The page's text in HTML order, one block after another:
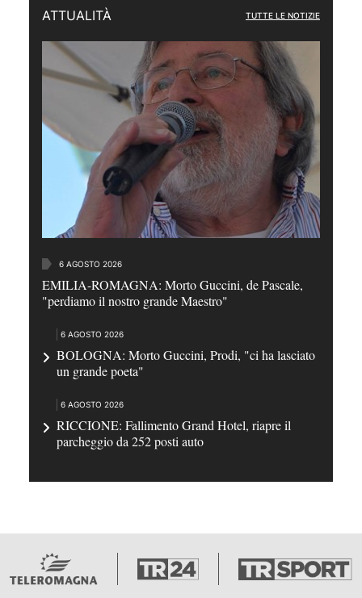
ATTUALITÀ TUTTE LE NOTIZIE
6 AGOSTO 2026
EMILIA-ROMAGNA: Morto Guccini, de Pascale,
"perdiamo il nostro grande Maestro"
6 AGOSTO 2026
BOLOGNA: Morto Guccini, Prodi, "ci ha lasciato
un grande poeta"
6 AGOSTO 2026
RICCIONE: Fallimento Grand Hotel, riapre il
parcheggio da 252 posti auto